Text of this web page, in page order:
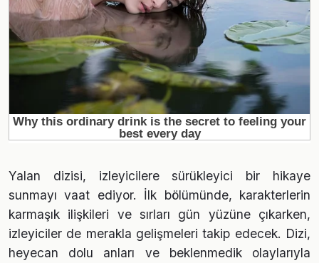
Yalan dizisi, izleyicilere sürükleyici bir hikaye
sunmayı vaat ediyor. İlk bölümünde, karakterlerin
karmaşık ilişkileri ve sırları gün yüzüne çıkarken,
izleyiciler de merakla gelişmeleri takip edecek. Dizi,
heyecan dolu anları ve beklenmedik olaylarıyla